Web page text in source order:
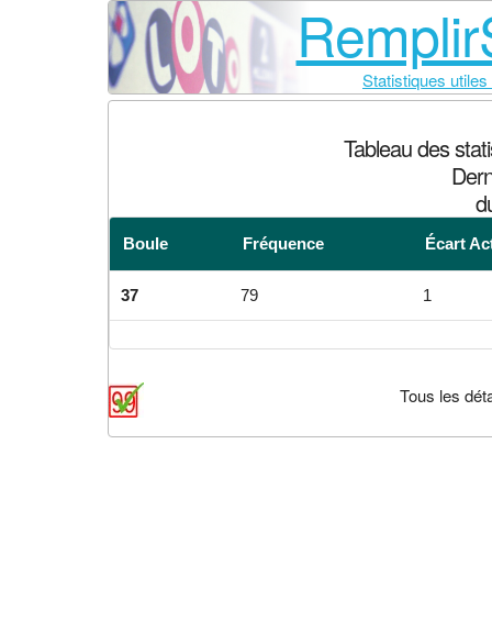
Statistiques
Tableau des
Boule Fréquence Écart
37 79 1
Tous les